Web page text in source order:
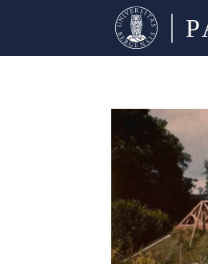
fotovitenskap